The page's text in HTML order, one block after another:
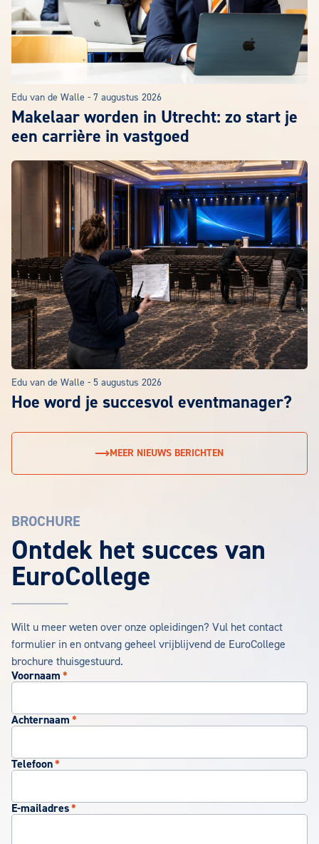
Edu van de Walle - 7 augustus 2026
Makelaar worden in Utrecht: zo start je
een carrière in vastgoed
Edu van de Walle - 5 augustus 2026
Hoe word je succesvol eventmanager?
MEER NIEUWS BERICHTEN
EuroCollege Brochure aanvragen
BROCHURE
Ontdek het succes van
EuroCollege
Wilt u meer weten over onze opleidingen? Vul het contact
formulier in en ontvang geheel vrijblijvend de EuroCollege
brochure thuisgestuurd.
Voornaam *
Achternaam *
Telefoon*
E-mailadres*